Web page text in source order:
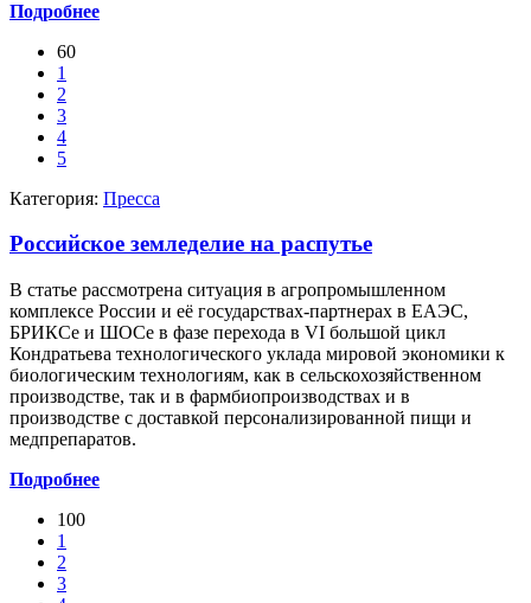
Подробнее
60
1
2
3
4
5
Категория: Пресса
Российское земледелие на распутье
В статье рассмотрена ситуация в агропромышленном
комплексе России и её государствах-партнерах в ЕАЭС,
БРИКСе и ШОСе в фазе перехода в VI большой цикл
Кондратьева технологического уклада мировой экономики к
биологическим технологиям, как в сельскохозяйственном
производстве, так и в фармбиопроизводствах и в
производстве с доставкой персонализированной пищи и
медпрепаратов.
Подробнее
100
1
2
3